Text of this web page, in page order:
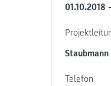
01.10.2018
Telefon